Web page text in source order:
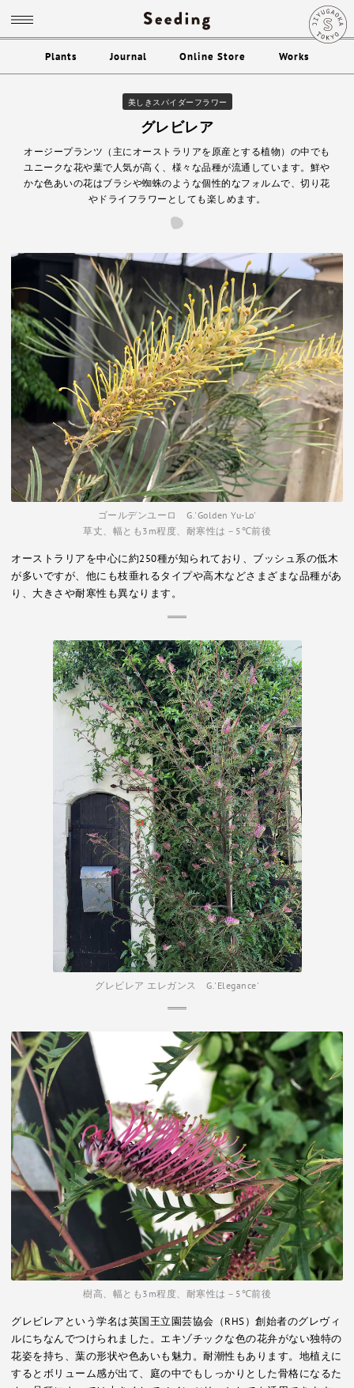
Plants Journal Online Store Works
美しきスパイダーフラワー
グレビレア
オージープランツ（主にオーストラリアを原産とする植物）の中でも
ユニークな花や葉で人気が高く、様々な品種が流通しています。鮮や
かな色あいの花はブラシや蜘蛛のような個性的なフォルムで、切り花
やドライフラワーとしても楽しめます。
ゴールデンユーロ G.'Golden Yu-Lo'
草丈、幅とも3m程度、耐寒性は－5℃前後
オーストラリアを中心に約250種が知られており、ブッシュ系の低木
が多いですが、他にも枝垂れるタイプや高木などさまざまな品種があ
り、大きさや耐寒性も異なります。
グレビレア エレガンス G.'Elegance'
樹高、幅とも3m程度、耐寒性は－5℃前後
グレビレアという学名は英国王立園芸協会（RHS）創始者のグレヴィ
ルにちなんでつけられました。エキゾチックな色の花弁がない独特の
花姿を持ち、葉の形状や色あいも魅力。耐潮性もあります。地植えに
するとボリューム感が出て、庭の中でもしっかりとした骨格になるた